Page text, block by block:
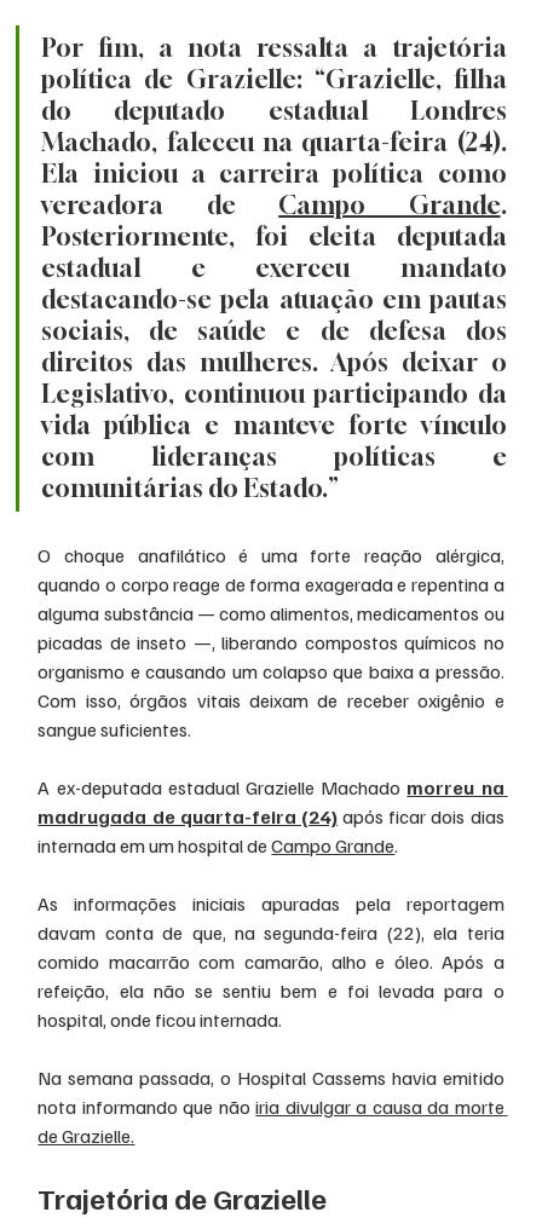
Por fim, a nota ressalta a trajetória
política de Grazielle: “Grazielle, filha
do deputado estadual Londres
Machado, faleceu na quarta-feira (24).
Ela iniciou a carreira política como
vereadora de Campo Grande.
Posteriormente, foi eleita deputada
estadual e exerceu mandato
destacando-se pela atuação em pautas
sociais, de saúde e de defesa dos
direitos das mulheres. Após deixar o
Legislativo, continuou participando da
vida pública e manteve forte vínculo
com lideranças políticas e
comunitárias do Estado.”
O choque anafilático é uma forte reação alérgica,
quando o corpo reage de forma exagerada e repentina a
alguma substância — como alimentos, medicamentos ou
picadas de inseto —, liberando compostos químicos no
organismo e causando um colapso que baixa a pressão.
Com isso, órgãos vitais deixam de receber oxigênio e
sangue suficientes.
A ex-deputada estadual Grazielle Machado morreu na
madrugada de quarta-feira (24) após ficar dois dias
internada em um hospital de Campo Grande.
As informações iniciais apuradas pela reportagem
davam conta de que, na segunda-feira (22), ela teria
comido macarrão com camarão, alho e óleo. Após a
refeição, ela não se sentiu bem e foi levada para o
hospital, onde ficou internada.
Na semana passada, o Hospital Cassems havia emitido
nota informando que não iria divulgar a causa da morte
de Grazielle.
Trajetória de Grazielle